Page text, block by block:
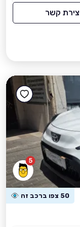
קשר
5
50 צפו ברכב זה